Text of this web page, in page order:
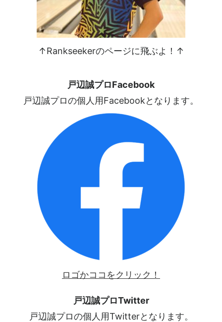
↑Rankseekerのページに飛ぶよ！↑
戸辺誠プロFacebook
戸辺誠プロの個人用Facebookとなります。
ロゴかココをクリック！
戸辺誠プロTwitter
戸辺誠プロの個人用Twitterとなります。